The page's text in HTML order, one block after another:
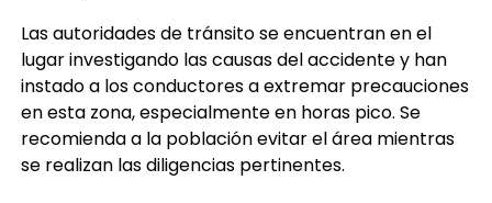
Las autoridades de tránsito se encuentran en el
lugar investigando las causas del accidente y han
instado a los conductores a extremar precauciones
en esta zona, especialmente en horas pico. Se
recomienda a la población evitar el área mientras
se realizan las diligencias pertinentes.